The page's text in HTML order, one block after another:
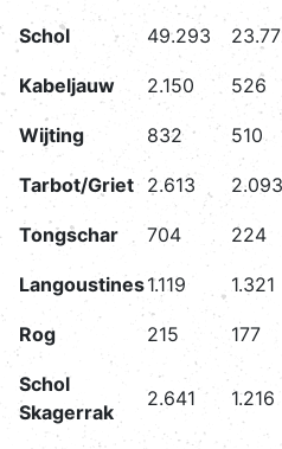
Schol 49.293
Kabeljauw 2.150 526
Wijting 832 510
Tarbot/Griet 2.613 2.093
Tongschar 704 224
Langoustines1.119 1.321
Rog 215 177
Schol
Skagerrak
2.641 1.216